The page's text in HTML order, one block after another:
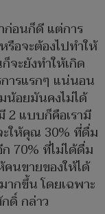
ก่อนก็ดี แต่การ
รือจะต้องไปทำให้
จะยังทำให้เกิด
ารแรกๆ แน่นอน
น้อยมันคงไม่ได้
2 แบบก็คือเรามี
ให้คุณ 30% ที่ดื่ม
70% ที่ไม่ได้ดื่ม
นขายของให้ได้
กขึ้น โดยเฉพาะ
ดิ์ กล่าว